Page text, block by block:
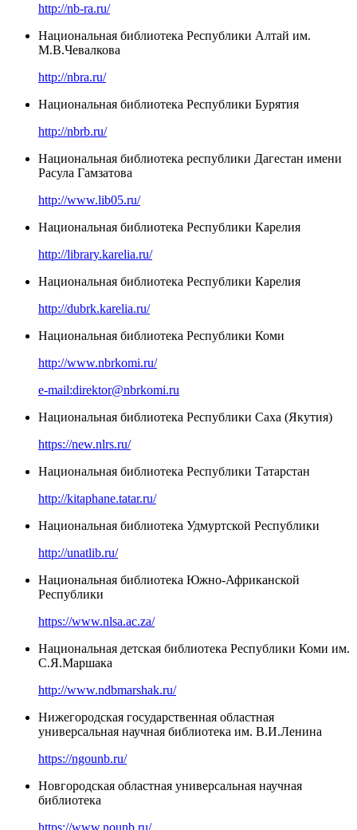
http://nb-ra.ru/
Национальная библиотека Республики Алтай им.
М.В.Чевалкова
http://nbra.ru/
Национальная библиотека Республики Бурятия
http://nbrb.ru/
Национальная библиотека республики Дагестан имени
Расула Гамзатова
http://www.lib05.ru/
Национальная библиотека Республики Карелия
http://library.karelia.ru/
Национальная библиотека Республики Карелия
http://dubrk.karelia.ru/
Национальная библиотека Республики Коми
http://www.nbrkomi.ru/
e-mail:direktor@nbrkomi.ru
Национальная библиотека Республики Саха (Якутия)
https://new.nlrs.ru/
Национальная библиотека Республики Татарстан
http://kitaphane.tatar.ru/
Национальная библиотека Удмуртской Республики
http://unatlib.ru/
Национальная библиотека Южно-Африканской
Республики
https://www.nlsa.ac.za/
Национальная детская библиотека Республики Коми им.
С.Я.Маршака
http://www.ndbmarshak.ru/
Нижегородская государственная областная
универсальная научная библиотека им. В.И.Ленина
https://ngounb.ru/
Новгородская областная универсальная научная
библиотека
https://www.nounb.ru/